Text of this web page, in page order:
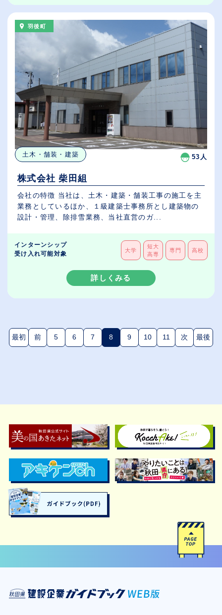
羽後町
土木・舗装・建築 53人
株式会社 柴田組
会社の特徴 当社は、土木・建築・舗装工事の施工を主
業務としているほか、１級建築士事務所とし建築物の
設計・管理、除排雪業務、当社直営のガ...
インターンシップ
受け入れ可能対象
大学
短大
高専
専門 高校
詳しくみる
最初 前 5 6 7 8(現在のページ)
9 10 11 次 最後